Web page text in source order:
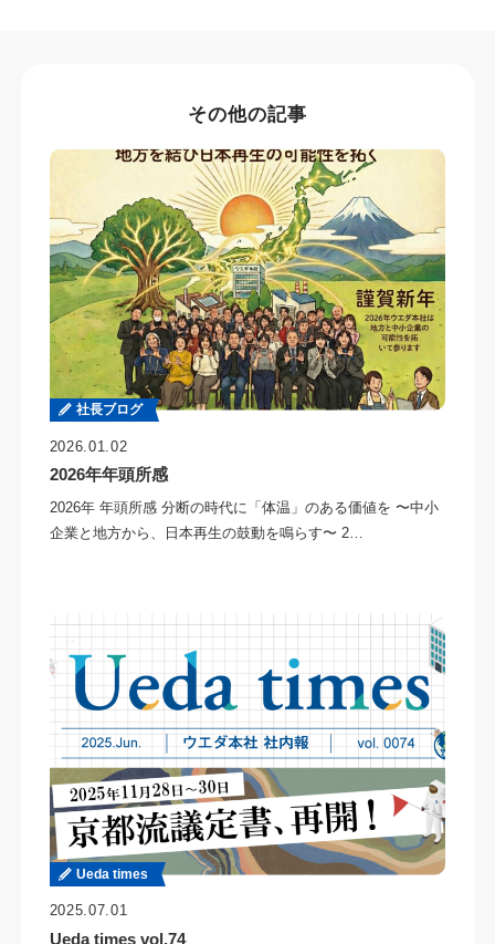
その他の記事
社長ブログ
2026.01.02
2026年年頭所感
2026年 年頭所感 分断の時代に「体温」のある価値を 〜中小
企業と地方から、日本再生の鼓動を鳴らす〜 2…
Ueda times
2025.07.01
Ueda times vol.74